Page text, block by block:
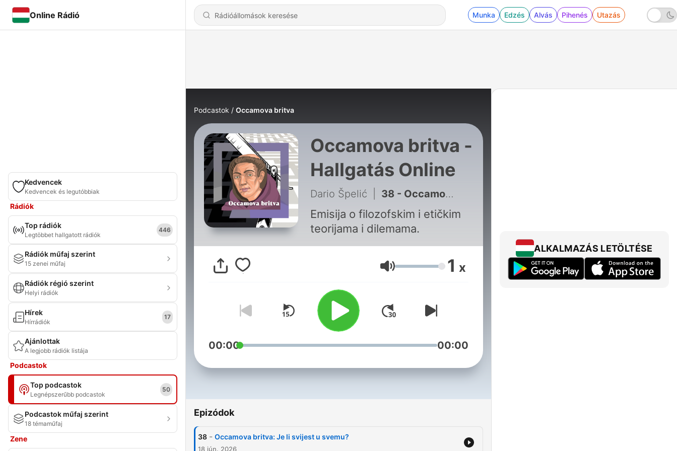
Online Rádió Munka Edzés Alvás Pihenés Utazás
Kedvencek
Kedvencek és legutóbbiak
Rádiók
Top rádiók
Legtöbbet hallgatott rádiók
446
Rádiók műfaj szerint
15 zenei műfaj
Rádiók régió szerint
Helyi rádiók
Hírek
Hírrádiók
17
Ajánlottak
A legjobb rádiók listája
Podcastok
Top podcastok
Legnépszerűbb podcastok
50
Podcastok műfaj szerint
18 témaműfaj
Zene
Podcastok Occamova britva
Occamova britva -
Hallgatás Online
Dario Špelić 38 - Occamova britva: Je li svijest u svemu?
Emisija o filozofskim i etičkim
teorijama i dilemama.
Hangerő 1 x
00:00 00:00
Epizódok
38 - Occamova britva: Je li svijest u svemu?
18 jún. 2026
ALKALMAZÁS LETÖLTÉSE